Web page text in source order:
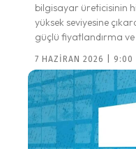
bilgisayar üreticisinin
yüksek seviyesine
güçlü fiyatlandırma ve
7 HAZIRAN 2026 | 9:00